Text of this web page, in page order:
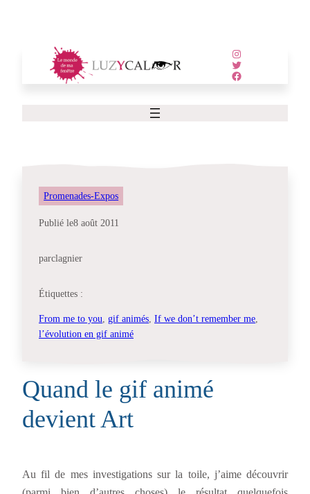
Instagram
Twitter
Facebook
Promenades-Expos
Publié le8 août 2011
parclagnier
Étiquettes :
From me to you gif animés If we don’t remember me
l’évolution en gif animé
Quand le gif animé
devient Art
Au fil de mes investigations sur la toile, j’aime découvrir